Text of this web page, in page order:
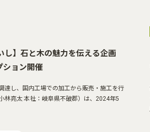
し】石と木の魅力を伝える企画
ション開催
達し、国内工場での加工から販売・施工を行
林亮太 本社：岐阜県不破郡）は、2024年5